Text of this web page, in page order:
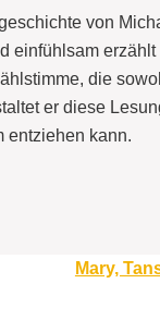
von
einfühlsam
die
er diese
entziehen kann.
Mary,